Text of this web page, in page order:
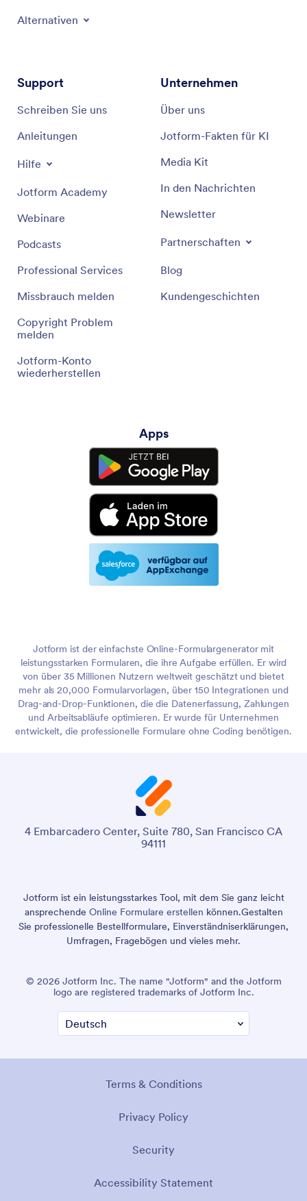
Alternativen
Support
Schreiben Sie uns
Anleitungen
Hilfe
Jotform Academy
Webinare
Podcasts
Professional Services
Missbrauch melden
Copyright Problem
melden
Jotform-Konto
wiederherstellen
Unternehmen
Über uns
Jotform-Fakten für KI
Media Kit
In den Nachrichten
Newsletter
Partnerschaften
Blog
Kundengeschichten
Apps
Jotform ist der einfachste Online-Formulargenerator mit
leistungsstarken Formularen, die ihre Aufgabe erfüllen. Er wird
von über 35 Millionen Nutzern weltweit geschätzt und bietet
mehr als 20,000 Formularvorlagen, über 150 Integrationen und
Drag-and-Drop-Funktionen, die die Datenerfassung, Zahlungen
und Arbeitsabläufe optimieren. Er wurde für Unternehmen
entwickelt, die professionelle Formulare ohne Coding benötigen.
4 Embarcadero Center, Suite 780, San Francisco CA
94111
Jotform ist ein leistungsstarkes Tool, mit dem Sie ganz leicht
ansprechende Online Formulare erstellen können.Gestalten
Sie professionelle Bestellformulare, Einverständniserklärungen,
Umfragen, Fragebögen und vieles mehr.
© 2026 Jotform Inc. The name "Jotform" and the Jotform
logo are registered trademarks of Jotform Inc.
Terms & Conditions
Privacy Policy
Security
Accessibility Statement